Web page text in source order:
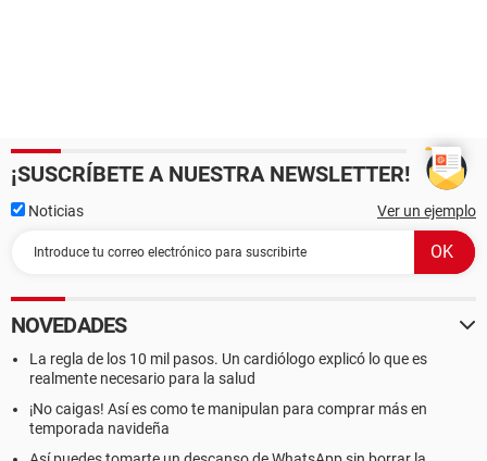
¡SUSCRÍBETE A NUESTRA NEWSLETTER!
Noticias Ver un ejemplo
NOVEDADES
La regla de los 10 mil pasos. Un cardiólogo explicó lo que es
realmente necesario para la salud
¡No caigas! Así es como te manipulan para comprar más en
temporada navideña